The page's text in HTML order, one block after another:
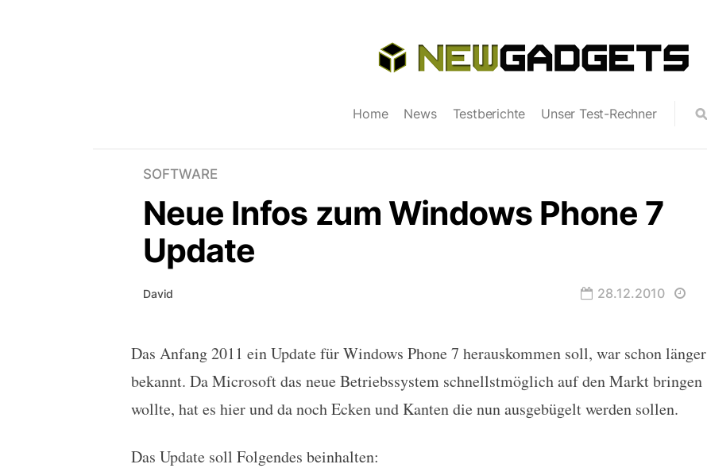
Home News Testberichte Unser Test-Rechner
SOFTWARE
Neue Infos zum Windows Phone 7
Update
David 28.12.2010
Neue Infos zum Windows Phone 7 Update
Das Anfang 2011 ein Update für Windows Phone 7 herauskommen soll, war schon länger
bekannt. Da Microsoft das neue Betriebssystem schnellstmöglich auf den Markt bringen
wollte, hat es hier und da noch Ecken und Kanten die nun ausgebügelt werden sollen.
Das Update soll Folgendes beinhalten: